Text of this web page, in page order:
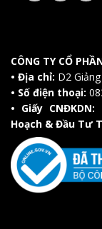
CÔNG TY CỔ
• Địa chỉ: D2
• Số điện thoại:
• Giấy
Hoạch & Đầu Tư